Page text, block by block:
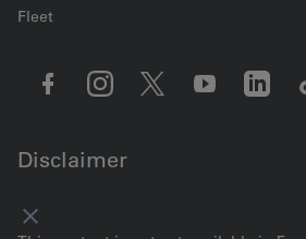
Fleet
Disclaimer
Legal information